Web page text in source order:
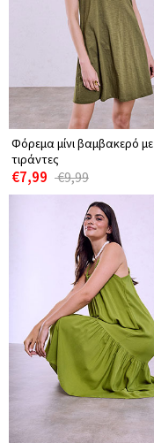
Φόρεμα μίνι βαμβακερό με
τιράντες
€7,99 €9,99